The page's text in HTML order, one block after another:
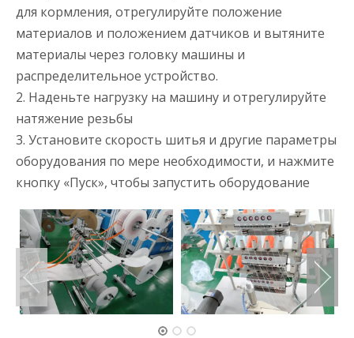
для кормления, отрегулируйте положение
материалов и положением датчиков и вытяните
материалы через головку машины и
распределительное устройство.
2. Наденьте нагрузку на машину и отрегулируйте
натяжение резьбы
3. Установите скорость шитья и другие параметры
оборудования по мере необходимости, и нажмите
кнопку «Пуск», чтобы запустить оборудование